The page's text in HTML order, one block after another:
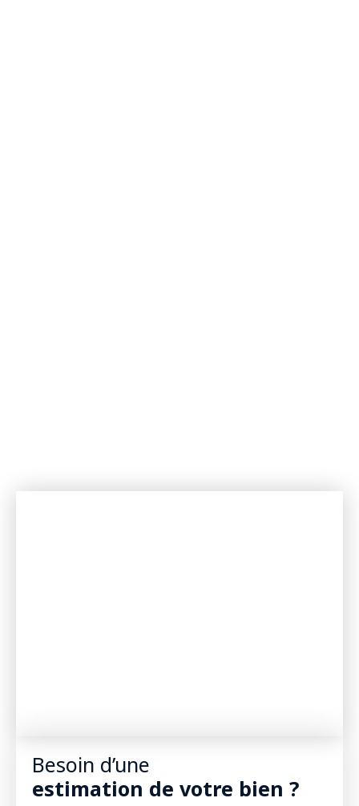
Besoin d’une
estimation de votre bien ?